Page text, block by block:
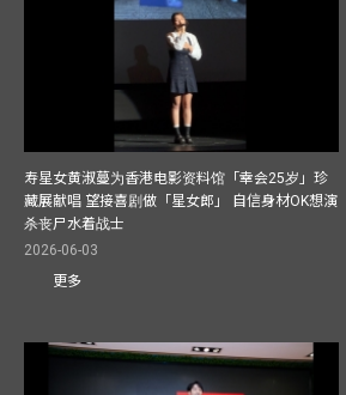
寿星女黄淑蔓为香港电影资料馆「幸会25岁」珍
藏展献唱 望接喜剧做「星女郎」 自信身材OK想演
杀丧尸水着战士
2026-06-03
更多